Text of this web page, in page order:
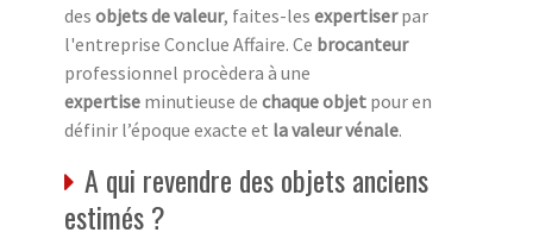
des objets de valeur, faites-les expertiserpar
l'entreprise Conclue Affaire. Ce brocanteur
professionnel procèdera à une
expertise minutieuse de chaque objet pour en
définir l’époque exacte et la valeur vénale.
A qui revendre des objets anciens
estimés ?